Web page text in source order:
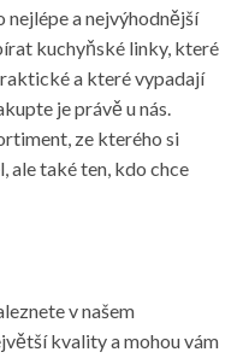
nejlépe a nejvýhodnější
kuchyňské linky, které
a které vypadají
je právě u nás.
ze kterého si
ale také ten, kdo chce
v našem
kvality a mohou vám